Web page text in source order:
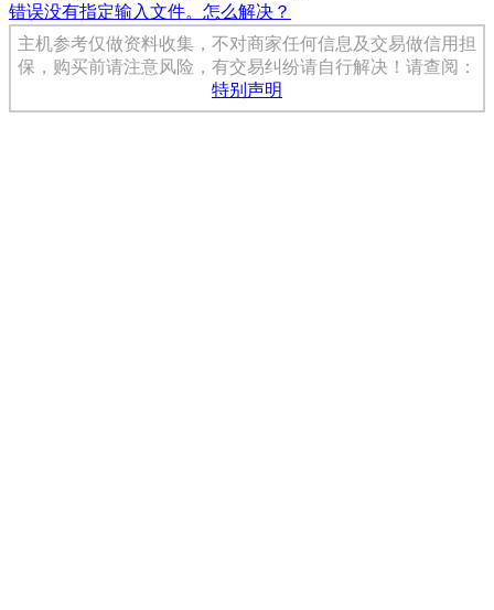
错误没有指定输入文件。怎么解决？
主机参考仅做资料收集，不对商家任何信息及交易做信用担
保，购买前请注意风险，有交易纠纷请自行解决！请查阅：
特别声明